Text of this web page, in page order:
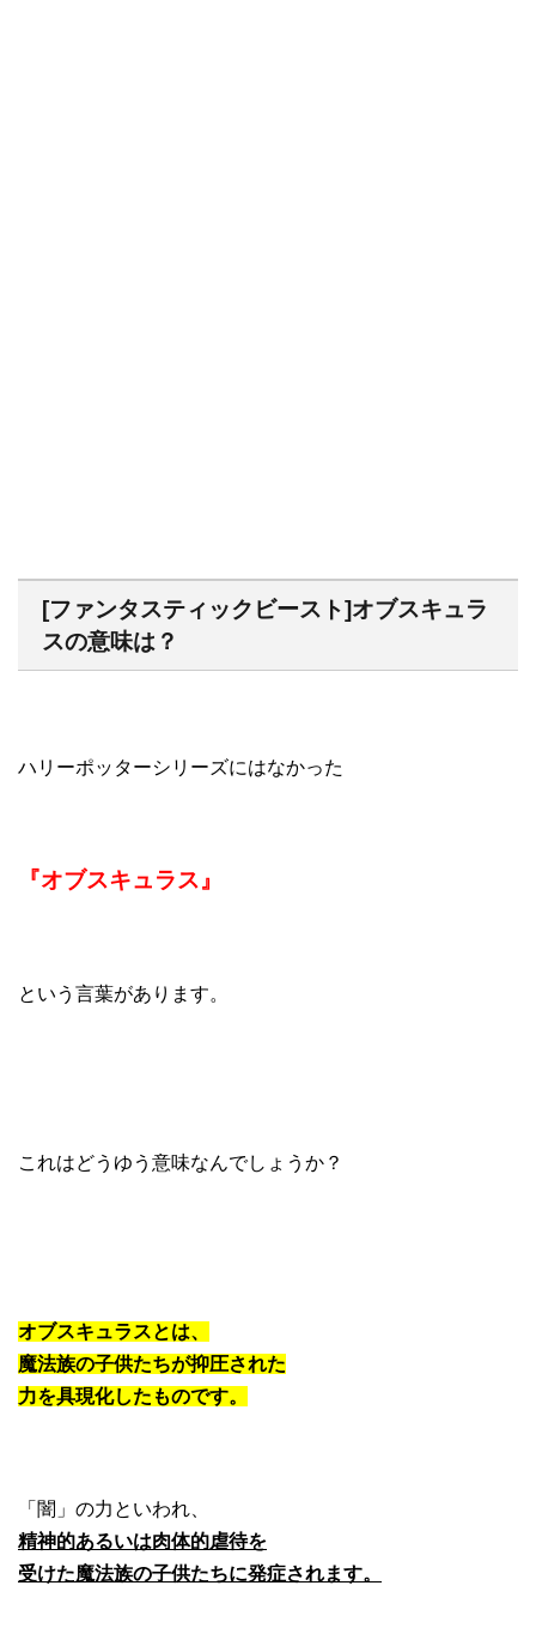
[ファンタスティックビースト]オブスキュラ
スの意味は？
ハリーポッターシリーズにはなかった
『オブスキュラス』
という言葉があります。
これはどうゆう意味なんでしょうか？
オブスキュラスとは、
魔法族の子供たちが抑圧された
力を具現化したものです。
「闇」の力といわれ、
精神的あるいは肉体的虐待を
受けた魔法族の子供たちに発症されます。